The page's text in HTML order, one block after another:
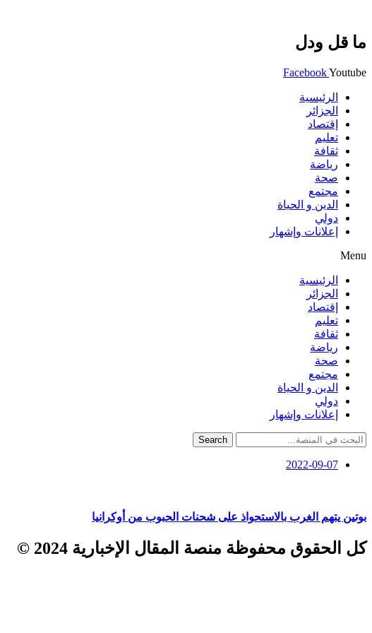
ما قل ودل
FacebookYoutube
الرئيسية
الجزائر
إقتصاد
تعليم
ثقافة
رياضة
صحة
مجتمع
الدين و الحياة
دولي
إعلانات وإشهار
Menu
الرئيسية
الجزائر
إقتصاد
تعليم
ثقافة
رياضة
صحة
مجتمع
الدين و الحياة
دولي
إعلانات وإشهار
Search
2022-09-07
بوتين يتهم الغرب بالاستحواذ على شحنات الحبوب من أوكرانيا
كل الحقوق محفوظة منصة المقال الإخبارية 2024 ©